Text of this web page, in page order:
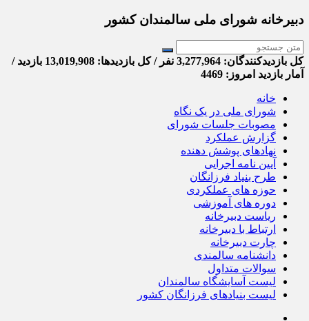
دبیرخانه شورای ملی سالمندان کشور
کل بازدیدکنند‌گان: 3,277,964 نفر / کل بازدیدها: 13,019,908 بازدید /
آمار بازدید امروز: 4469
خانه
شورای ملی در یک نگاه
مصوبات جلسات شورای
گزارش عملکرد
نهادهای پوشش دهنده
آیین نامه اجرایی
طرح بنیاد فرزانگان
حوزه های عملکردی
دوره های آموزشی
ریاست دبیرخانه
ارتباط با دبیرخانه
چارت دبیرخانه
دانشنامه سالمندی
سوالات متداول
لیست آسایشگاه سالمندان
لیست بنیادهای فرزانگان کشور